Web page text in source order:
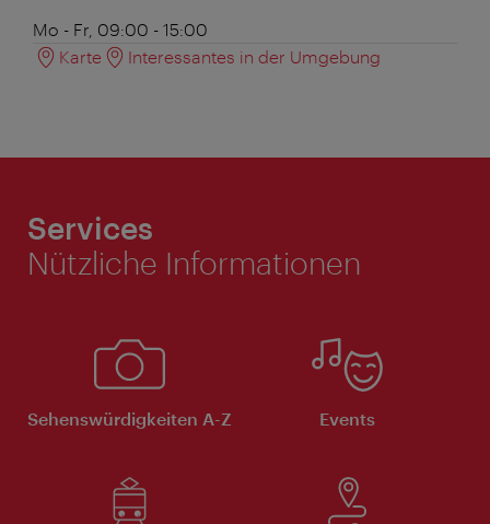
Mo - Fr, 09:00 - 15:00
Karte
Interessantes in der Umgebung
Services
Nützliche Informationen
Sehenswürdigkeiten A-Z Events